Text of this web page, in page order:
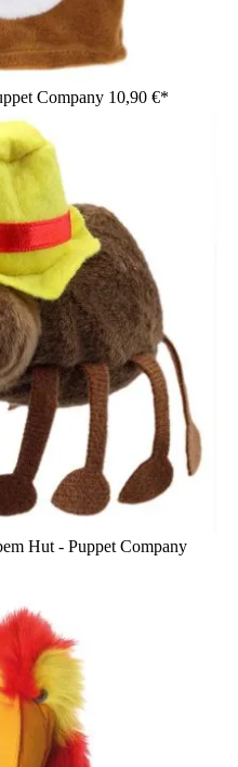
Company 10,90 €*
Hut - Puppet Company